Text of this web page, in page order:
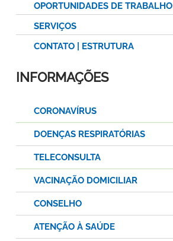
OPORTUNIDADES DE TRABALHO
SERVIÇOS
CONTATO | ESTRUTURA
INFORMAÇÕES
CORONAVÍRUS
DOENÇAS RESPIRATÓRIAS
TELECONSULTA
VACINAÇÃO DOMICILIAR
CONSELHO
ATENÇÃO À SAÚDE